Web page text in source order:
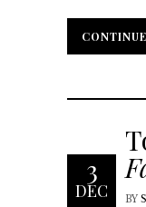
3
DEC BY